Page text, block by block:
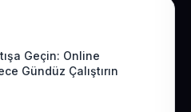
Geçin: Online
Gündüz Çalıştırın